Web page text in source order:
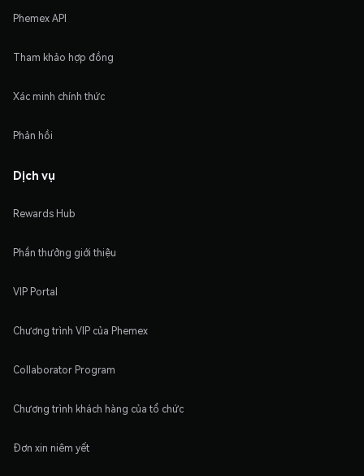
Phemex API
Tham khảo hợp đồng
Xác minh chính thức
Phản hồi
Dịch vụ
Rewards Hub
Phần thưởng giới thiệu
VIP Portal
Chương trình VIP của Phemex
Collaborator Program
Chương trình khách hàng của tổ chức
Đơn xin niêm yết